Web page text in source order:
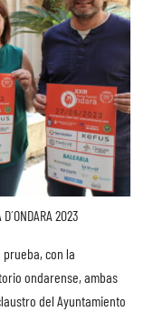
2023
con la
ondarense, ambas
del Ayuntamiento